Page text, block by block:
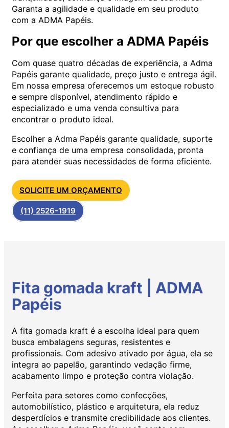
Garanta a agilidade e qualidade em seu produto
com a ADMA Papéis.
Por que escolher a ADMA Papéis
Com quase quatro décadas de experiência, a Adma
Papéis garante qualidade, preço justo e entrega ágil.
Em nossa empresa oferecemos um estoque robusto
e sempre disponível, atendimento rápido e
especializado e uma venda consultiva para
encontrar o produto ideal.
Escolher a Adma Papéis garante qualidade, suporte
e confiança de uma empresa consolidada, pronta
para atender suas necessidades de forma eficiente.
SOLICITE UM ORÇAMENTO
(11) 2526-1919
Fita gomada kraft | ADMA
Papéis
A fita gomada kraft é a escolha ideal para quem
busca embalagens seguras, resistentes e
profissionais. Com adesivo ativado por água, ela se
integra ao papelão, garantindo vedação firme,
acabamento limpo e proteção contra violação.
Perfeita para setores como confecções,
automobilístico, plástico e arquitetura, ela reduz
desperdícios e transmite credibilidade aos clientes.